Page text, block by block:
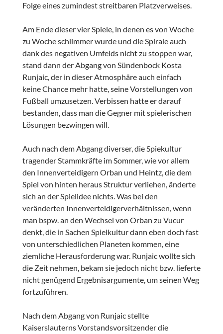
Folge eines zumindest streitbaren Platzverweises.
Am Ende dieser vier Spiele, in denen es von Woche
zu Woche schlimmer wurde und die Spirale auch
dank des negativen Umfelds nicht zu stoppen war,
stand dann der Abgang von Sündenbock Kosta
Runjaic, der in dieser Atmosphäre auch einfach
keine Chance mehr hatte, seine Vorstellungen von
Fußball umzusetzen. Verbissen hatte er darauf
bestanden, dass man die Gegner mit spielerischen
Lösungen bezwingen will.
Auch nach dem Abgang diverser, die Spiekultur
tragender Stammkräfte im Sommer, wie vor allem
den Innenverteidigern Orban und Heintz, die dem
Spiel von hinten heraus Struktur verliehen, änderte
sich an der Spielidee nichts. Was bei den
veränderten Innenverteidigerverhältnissen, wenn
man bspw. an den Wechsel von Orban zu Vucur
denkt, die in Sachen Spielkultur dann eben doch fast
von unterschiedlichen Planeten kommen, eine
ziemliche Herausforderung war. Runjaic wollte sich
die Zeit nehmen, bekam sie jedoch nicht bzw. lieferte
nicht genügend Ergebnisargumente, um seinen Weg
fortzuführen.
Nach dem Abgang von Runjaic stellte
Kaiserslauterns Vorstandsvorsitzender die